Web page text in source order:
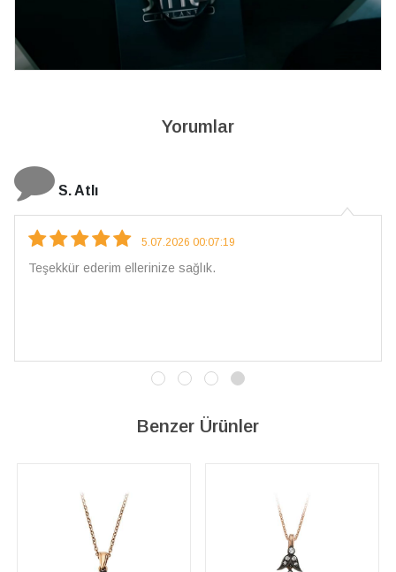
Yorumlar
5.07.2026 00:07:19
ellerinize sağlık.
Benzer Ürünler